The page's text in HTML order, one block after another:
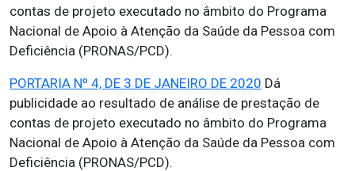
contas de projeto executado no âmbito do Programa
Nacional de Apoio à Atenção da Saúde da Pessoa com
Deficiência (PRONAS/PCD).
PORTARIA Nº 4, DE 3 DE JANEIRO DE 2020 Dá
publicidade ao resultado de análise de prestação de
contas de projeto executado no âmbito do Programa
Nacional de Apoio à Atenção da Saúde da Pessoa com
Deficiência (PRONAS/PCD).